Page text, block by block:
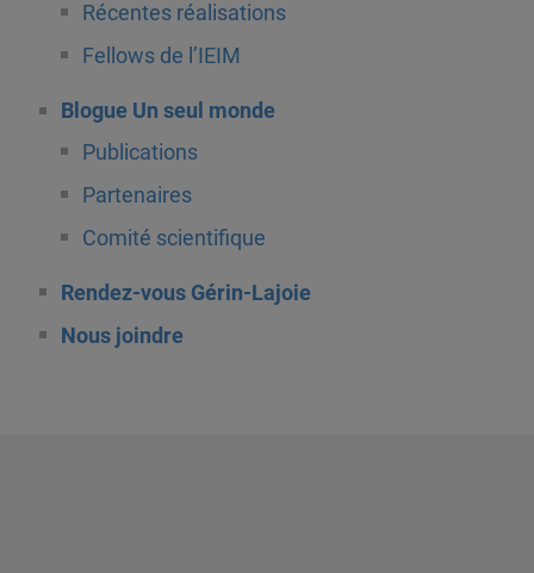
Récentes réalisations
Fellows de l’IEIM
Blogue Un seul monde
Publications
Partenaires
Comité scientifique
Rendez-vous Gérin-Lajoie
Nous joindre